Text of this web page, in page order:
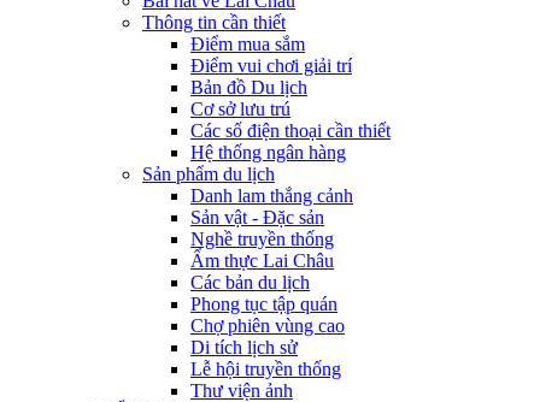
Thông tin cần thiết
Điểm mua sắm
Điểm vui chơi giải trí
Bản đồ Du lịch
Cơ sở lưu trú
Các số điện thoại cần thiết
Hệ thống ngân hàng
Sản phẩm du lịch
Danh lam thắng cảnh
Sản vật - Đặc sản
Nghề truyền thống
Ẩm thực Lai Châu
Các bản du lịch
Phong tục tập quán
Chợ phiên vùng cao
Di tích lịch sử
Lễ hội truyền thống
Thư viện ảnh